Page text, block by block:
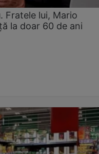
Fratele lui, Mario
la doar 60 de ani